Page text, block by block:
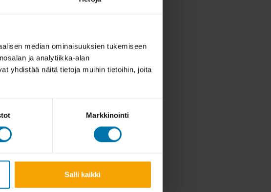
median ominaisuuksien tukemiseen
ja analytiikka-alan
yhdistää näitä tietoja muihin tietoihin, joita
Markkinointi
Salli kaikki